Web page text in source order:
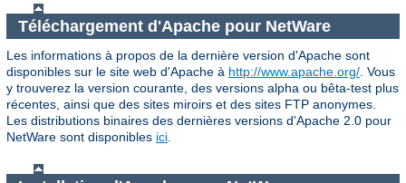
Téléchargement d'Apache pour NetWare
Les informations à propos de la dernière version d'Apache sont
disponibles sur le site web d'Apache à http://www.apache.org/. Vous
y trouverez la version courante, des versions alpha ou bêta-test plus
récentes, ainsi que des sites miroirs et des sites FTP anonymes.
Les distributions binaires des dernières versions d'Apache 2.0 pour
NetWare sont disponibles ici.